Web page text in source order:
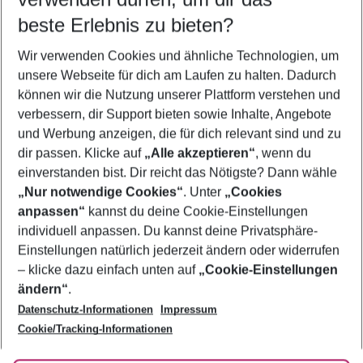
5-8 Nächte
2 Erwachsene Keine Kinder
Mehr Filter anzeigen
Footer
Footer navigation
Über uns
AGB
Bestpreisgarantie
Cookie-Einstellungen ändern
Cookie-Richtlinie
Agenturbetreuung
Barrierefreies Reisen
Folge uns
beste Erlebnis zu bieten?
Wir verwenden Cookies und ähnliche Technologien, um
unsere Webseite für dich am Laufen zu halten. Dadurch
können wir die Nutzung unserer Plattform verstehen und
verbessern, dir Support bieten sowie Inhalte, Angebote
und Werbung anzeigen, die für dich relevant sind und zu
dir passen. Klicke auf „Alle akzeptieren“, wenn du
einverstanden bist. Dir reicht das Nötigste? Dann wähle
„Nur notwendige Cookies“. Unter „Cookies
anpassen“ kannst du deine Cookie-Einstellungen
individuell anpassen. Du kannst deine Privatsphäre-
Einstellungen natürlich jederzeit ändern oder widerrufen
– klicke dazu einfach unten auf „Cookie-Einstellungen
ändern“.
Datenschutz-Informationen
Impressum
Cookie/Tracking-Informationen